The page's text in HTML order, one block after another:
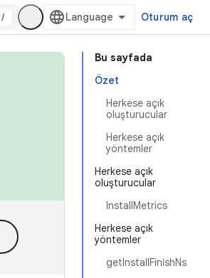
/ Oturum aç
Bu sayfada
Özet
Herkese açık
oluşturucular
Herkese açık
yöntemler
Herkese açık
oluşturucular
InstallMetrics
Herkese açık
yöntemler
getInstallFinishNs